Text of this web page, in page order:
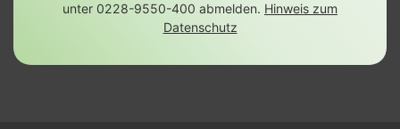
unter 0228-9550-400 abmelden. Hinweis zum
Datenschutz